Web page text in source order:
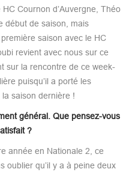
Cournon d’Auvergne, Théo
début de saison, mais
saison avec le HC
revient avec nous sur ce
sur la rencontre de ce week-
puisqu’il a porté les
saison dernière !
général. Que pensez-vous
?
année en Nationale 2, ce
oublier qu’il y a à peine deux